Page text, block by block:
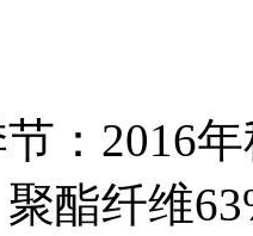
节：2016
酯纤维